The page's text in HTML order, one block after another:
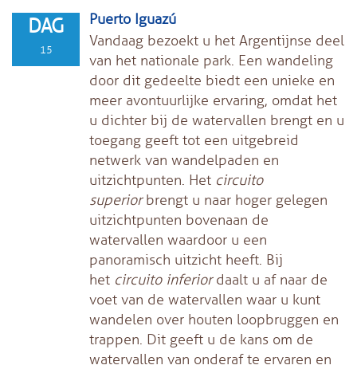
DAG
15
Puerto Iguazú
Vandaag bezoekt u het Argentijnse deel
van het nationale park. Een wandeling
door dit gedeelte biedt een unieke en
meer avontuurlijke ervaring, omdat het
u dichter bij de watervallen brengt en u
toegang geeft tot een uitgebreid
netwerk van wandelpaden en
uitzichtpunten. Het circuito
superiorbrengt u naar hoger gelegen
uitzichtpunten bovenaan de
watervallen waardoor u een
panoramisch uitzicht heeft. Bij
het circuito inferiordaalt u af naar de
voet van de watervallen waar u kunt
wandelen over houten loopbruggen en
trappen. Dit geeft u de kans om de
watervallen van onderaf te ervaren en